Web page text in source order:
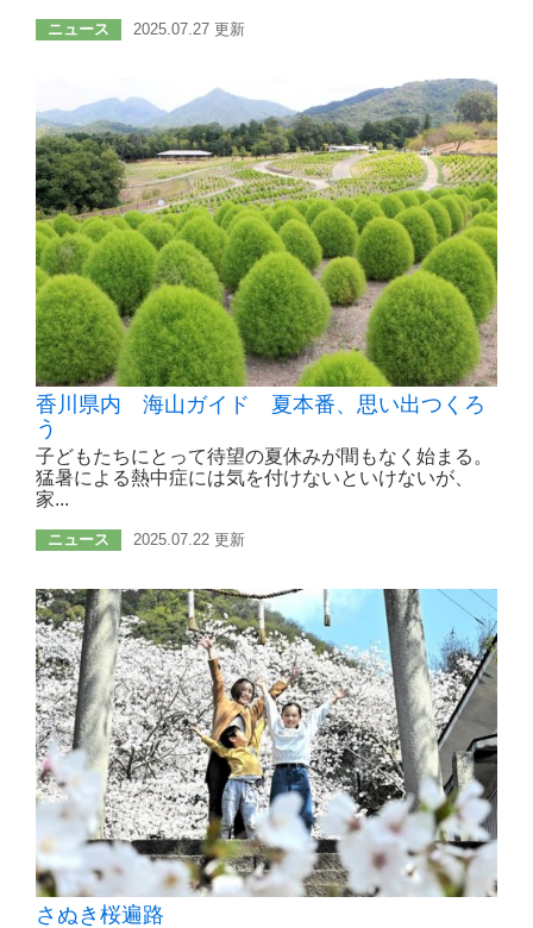
ニュース 2025.07.27 更新
香川県内 海山ガイド 夏本番、思い出つくろ
う
子どもたちにとって待望の夏休みが間もなく始まる。
猛暑による熱中症には気を付けないといけないが、
家...
ニュース 2025.07.22 更新
さぬき桜遍路